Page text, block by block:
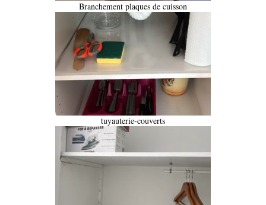
Branchement plaques de cuisson
tuyauterie-couverts